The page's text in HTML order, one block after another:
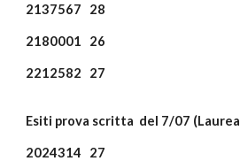
2137567 28
2180001 26
2212582 27
Esiti prova scritta del 7/07 (Laurea
2024314 27